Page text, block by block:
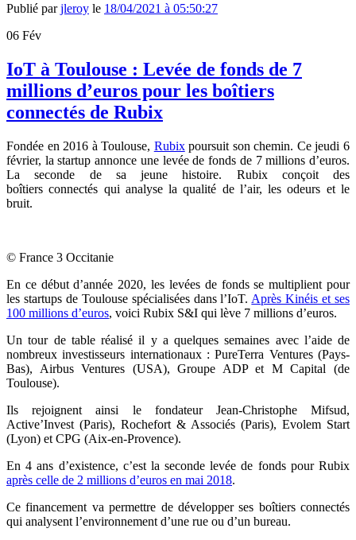
Publié parjleroy le 18/04/2021 à 05:50:27
06 Fév
IoT à Toulouse : Levée de fonds de 7
millions d’euros pour les boîtiers
connectés de Rubix
Fondée en 2016 à Toulouse, Rubixpoursuit son chemin. Ce jeudi 6
février, la startup annonce une levée de fonds de 7 millions d’euros.
La seconde de sa jeune histoire. Rubix conçoit des
boîtiers connectés qui analyse la qualité de l’air, les odeurs et le
bruit.
© France 3 Occitanie
En ce début d’année 2020, les levées de fonds se multiplient pour
les startups de Toulouse spécialisées dans l’IoT. Après Kinéis et ses
100 millions d’euros, voici Rubix S&I qui lève 7 millions d’euros.
Un tour de table réalisé il y a quelques semaines avec l’aide de
nombreux investisseurs internationaux : PureTerra Ventures (Pays-
Bas), Airbus Ventures (USA), Groupe ADP et M Capital (de
Toulouse).
Ils rejoignent ainsi le fondateur Jean-Christophe Mifsud,
Active’Invest (Paris), Rochefort & Associés (Paris), Evolem Start
(Lyon) et CPG (Aix-en-Provence).
En 4 ans d’existence, c’est la seconde levée de fonds pour Rubix
après celle de 2 millions d’euros en mai 2018.
Ce financement va permettre de développer ses boîtiers connectés
qui analysent l’environnement d’une rue ou d’un bureau.